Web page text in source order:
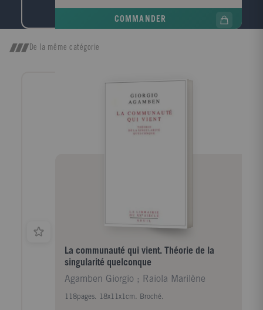
contemporaine, les justiciers hors-la-loi sont
xénophobes. Toutefois, mouvements révolutionnaires
compte en outre de fervents zélateurs dans les
s'affranchissent du cadre légal pour nettoyer la
société, ils précipitent l'avènement de l'Etat justicier.
Cet essai comparatif s'aventure dans les eaux troubles
de la justice sommaire. Au terme d'un périple dans le
COMMANDER
De la même catégorie
La communauté qui vient. Théorie de la
singularité quelconque
Agamben Giorgio ; Raiola Marilène
118pages. 18x11x1cm. Broché.